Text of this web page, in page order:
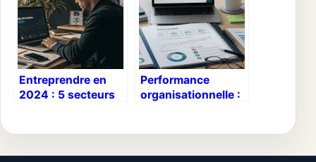
Entreprendre en
2024 : 5 secteurs
Performance
organisationnelle :
objectifs de